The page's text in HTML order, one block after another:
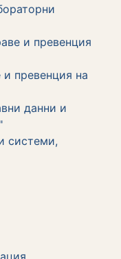
и превенция
превенция на
данни и
системи,